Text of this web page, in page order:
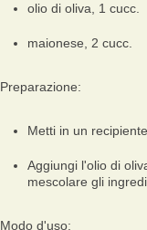
olio di oliva, 1 cucc.
maionese, 2 cucc.
Preparazione:
Metti in un
Aggiungi l'olio di
mescolare gli
Modo d'uso: